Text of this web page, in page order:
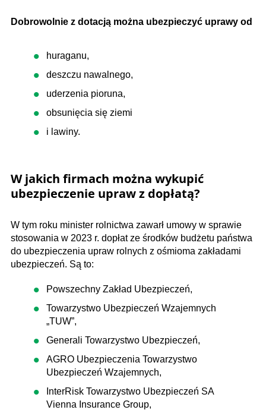
Dobrowolnie z dotacją można ubezpieczyć uprawy od
huraganu,
deszczu nawalnego,
uderzenia pioruna,
obsunięcia się ziemi
i lawiny.
W jakich firmach można wykupić
ubezpieczenie upraw z dopłatą?
W tym roku minister rolnictwa zawarł umowy w sprawie
stosowania w 2023 r. dopłat ze środków budżetu państwa
do ubezpieczenia upraw rolnych z ośmioma zakładami
ubezpieczeń. Są to:
Powszechny Zakład Ubezpieczeń,
Towarzystwo Ubezpieczeń Wzajemnych
„TUW”,
Generali Towarzystwo Ubezpieczeń,
AGRO Ubezpieczenia Towarzystwo
Ubezpieczeń Wzajemnych,
InterRisk Towarzystwo Ubezpieczeń SA
Vienna Insurance Group,